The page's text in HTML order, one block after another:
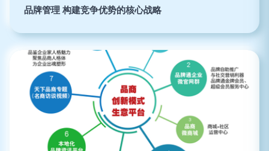
品牌管理 构建竞争优势的核心战略